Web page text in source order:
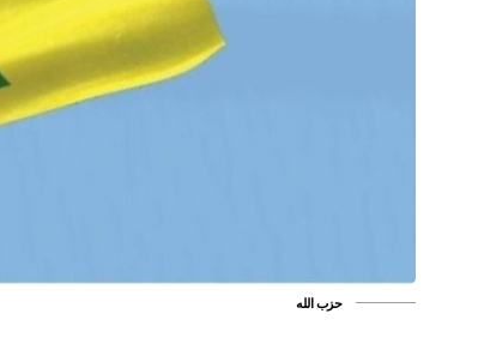
حزب الله